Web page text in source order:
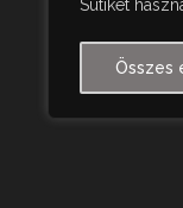
Sütiket
Összes